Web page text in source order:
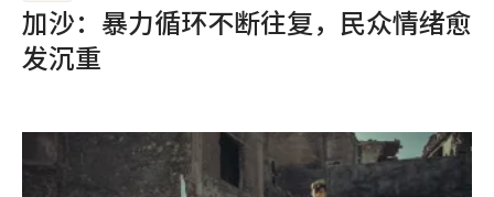
加沙：暴力循环不断往复，民众情绪愈
发沉重